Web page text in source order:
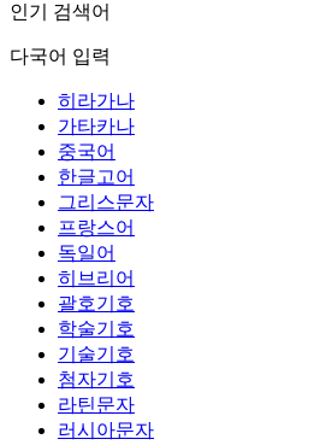
인기 검색어
다국어 입력
히라가나
가타카나
중국어
한글고어
그리스문자
프랑스어
독일어
히브리어
괄호기호
학술기호
기술기호
첨자기호
라틴문자
러시아문자